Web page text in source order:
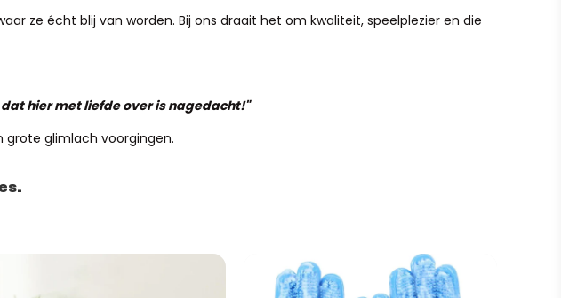
ze écht blij van worden. Bij ons draait het om kwaliteit, speelplezier en die
hier met liefde over is nagedacht!"
grote glimlach voorgingen.